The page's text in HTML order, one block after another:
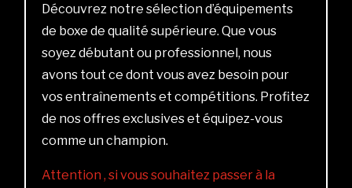
Découvrez notre sélection d’équipements
de boxe de qualité supérieure. Que vous
soyez débutant ou professionnel, nous
avons tout ce dont vous avez besoin pour
vos entraînements et compétitions. Profitez
de nos offres exclusives et équipez-vous
comme un champion.
Attention , si vous souhaitez passer à la